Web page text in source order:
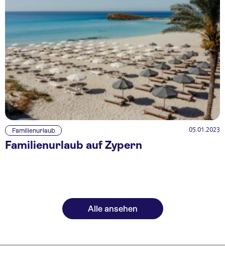
Familienurlaub 05.01.2023
Familienurlaub auf Zypern
Alle ansehen